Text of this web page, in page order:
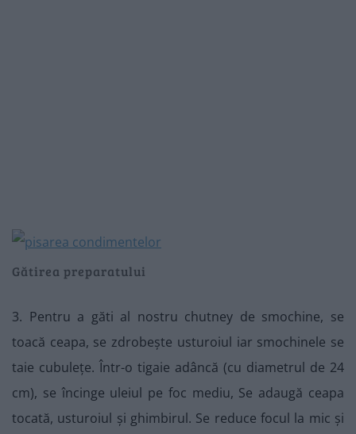
Gătirea preparatului
3. Pentru a găti al nostru chutney de smochine, se
toacă ceapa, se zdrobește usturoiul iar smochinele se
taie cubulețe. Într-o tigaie adâncă (cu diametrul de 24
cm), se încinge uleiul pe foc mediu, Se adaugă ceapa
tocată, usturoiul și ghimbirul. Se reduce focul la mic și